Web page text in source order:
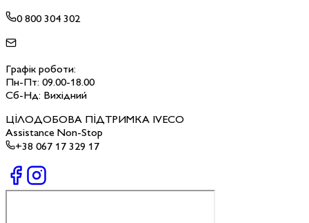
0 800 304 302
Графік роботи:
Пн-Пт: 09.00-18.00
Сб-Нд: Вихідний
ЦІЛОДОБОВА ПІДТРИМКА IVECO
Assistance Non-Stop
+38 067 17 329 17